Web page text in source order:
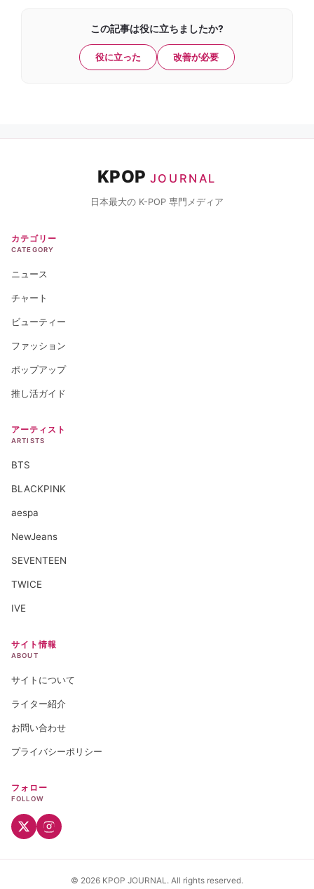
この記事は役に立ちましたか?
役に立った 改善が必要
KPOP JOURNAL
日本最大の K-POP 専門メディア
カテゴリー
CATEGORY
ニュース
チャート
ビューティー
ファッション
ポップアップ
推し活ガイド
アーティスト
ARTISTS
BTS
BLACKPINK
aespa
NewJeans
SEVENTEEN
TWICE
IVE
サイト情報
ABOUT
サイトについて
ライター紹介
お問い合わせ
プライバシーポリシー
フォロー
FOLLOW
© 2026 KPOP JOURNAL. All rights reserved.